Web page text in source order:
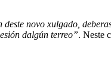
novo xulgado,
dalgún terreo”. Neste